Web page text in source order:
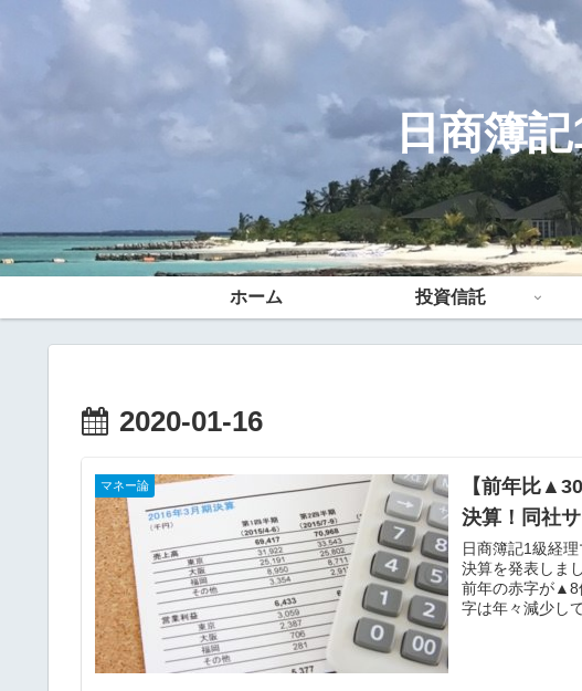
日商簿
ホーム 投資信託
2020-01-16
マネー論
【前年比
決算！同社
日商簿記1級経
決算を発表しま
前年の赤字が▲8
字は年々減少し